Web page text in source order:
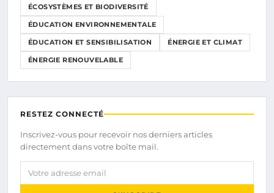
ÉCOSYSTÈMES ET BIODIVERSITÉ
ÉDUCATION ENVIRONNEMENTALE
ÉDUCATION ET SENSIBILISATION ÉNERGIE ET CLIMAT
ÉNERGIE RENOUVELABLE
RESTEZ CONNECTÉ
Inscrivez-vous pour recevoir nos derniers articles
directement dans votre boîte mail.
Votre adresse email